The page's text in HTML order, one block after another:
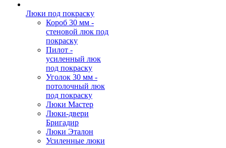
Люки под покраску
Короб 30 мм -
стеновой люк под
покраску
Пилот -
усиленный люк
под покраску
Уголок 30 мм -
потолочный люк
под покраску
Люки Мастер
Люки-двери
Бригадир
Люки Эталон
Усиленные люки